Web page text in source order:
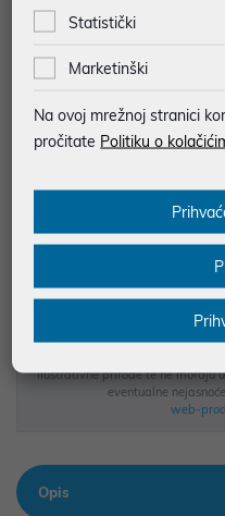
SIGURNA KUPOVINA
BESPLATNA DOSTAVA ZA
Podaci uz artikle su
odgovara za eventualne
ilustrativne prirode te ne moraju
eventualne
web-
Opis
Statistički
Marketinški
Na ovoj mrežnoj stranici
pročitate Politiku o